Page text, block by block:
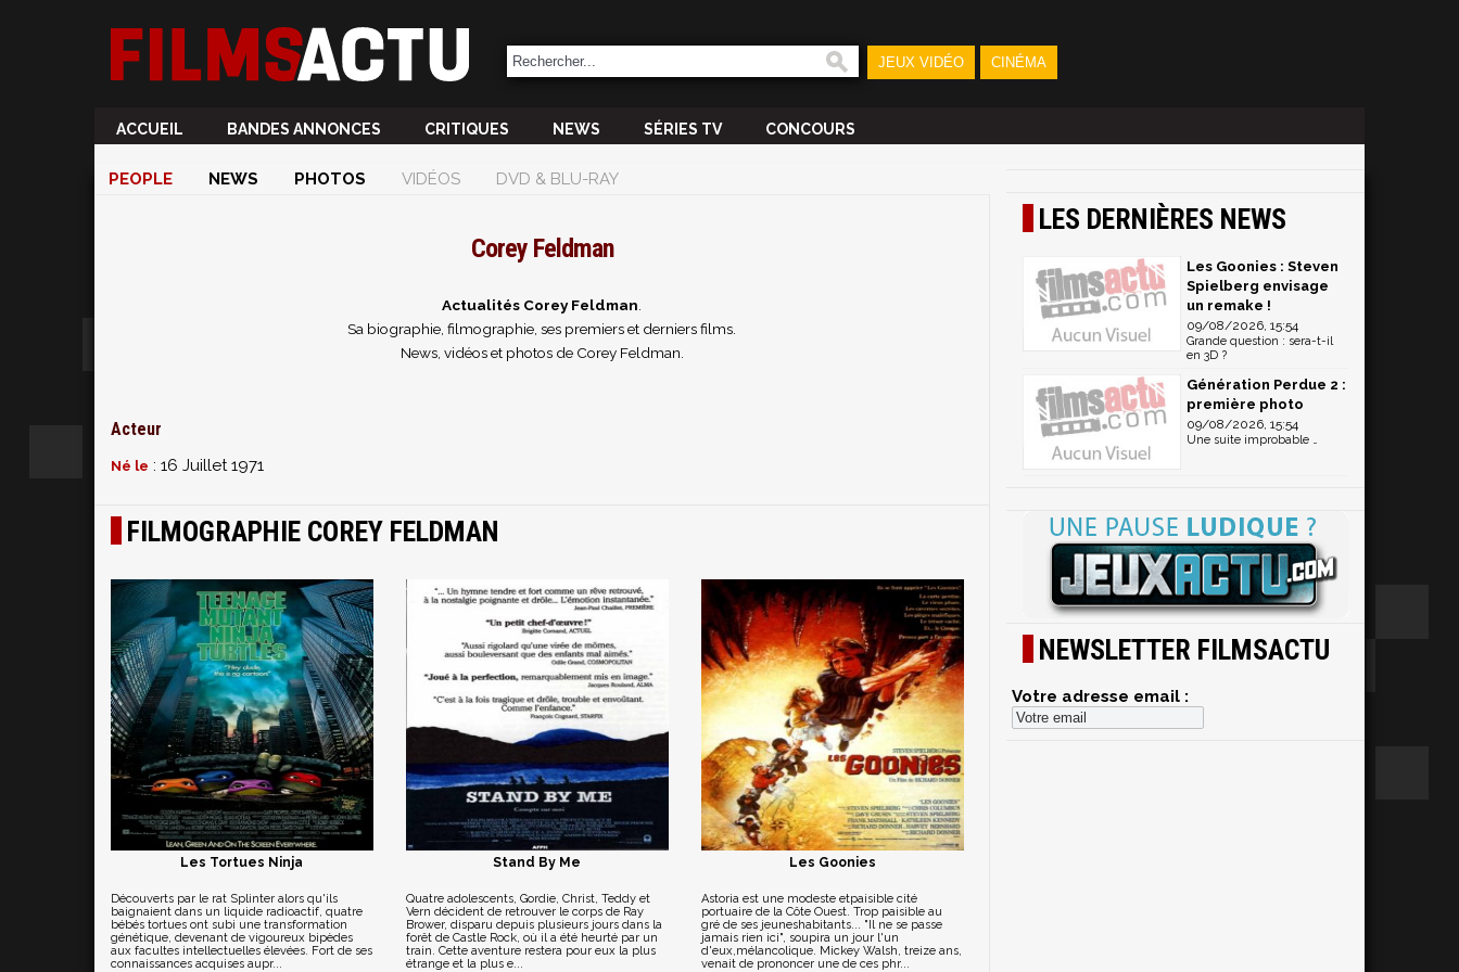
JEUX VIDÉO CINÉMA
ACCUEIL BANDES ANNONCES CRITIQUES NEWS SÉRIES TV CONCOURS
PEOPLE NEWS PHOTOS VIDÉOS DVD & BLU-RAY
Corey Feldman
Actualités Corey Feldman
Sa biographie, filmographie, ses premiers et derniers films.
News, vidéos et photos de Corey Feldman.
Acteur
Né le : 16 Juillet 1971
FILMOGRAPHIE COREY FELDMAN
Les Tortues Ninja
Découverts par le rat Splinter alors qu'ils
baignaient dans un liquide radioactif, quatre
bébés tortues ont subi une transformation
génétique, devenant de vigoureux bipèdes
aux facultes intellectuelles élevées. Fort de ses
connaissances acquises aupr...
Stand By Me
Quatre adolescents, Gordie, Christ, Teddy et
Vern décident de retrouver le corps de Ray
Brower, disparu depuis plusieurs jours dans la
forêt de Castle Rock, où il a été heurté par un
train. Cette aventure restera pour eux la plus
étrange et la plus e...
Les Goonies
Astoria est une modeste etpaisible cité
portuaire de la Côte Ouest. Trop paisible au
gré de ses jeuneshabitants... "Il ne se passe
jamais rien ici", soupira un jour l'un
d'eux,mélancolique. Mickey Walsh, treize ans,
venait de prononcer une de ces phr...
LES DERNIÈRES NEWS
Les Goonies : Steven
Spielberg envisage
un remake !
09/08/2026, 15:54
Grande question : sera-t-il
en 3D ?
Génération Perdue 2 :
première photo
09/08/2026, 15:54
Une suite improbable …
NEWSLETTER FILMSACTU
Votre adresse email :